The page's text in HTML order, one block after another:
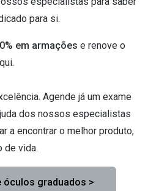
para si.
em armações e renove o
Agende já um exame
dos nossos especialistas
a encontrar o melhor produto,
de vida.
óculos graduados >